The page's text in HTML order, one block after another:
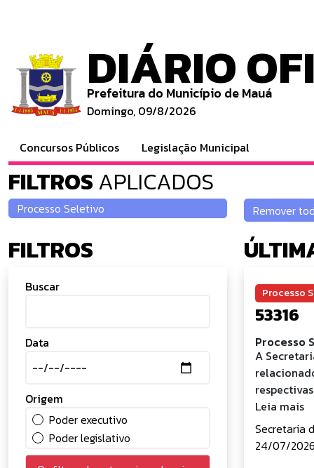
DIÁRIO
Prefeitura do Município de Mauá
Domingo, 09/8/2026
Concursos Públicos Legislação Municipal
FILTROSAPLICADOS
FILTROS
Buscar
Data
Origem
Poder executivo
Poder legislativo
Processo
53316
Processo
A
Leia mais
Secretaria
24/07/2026